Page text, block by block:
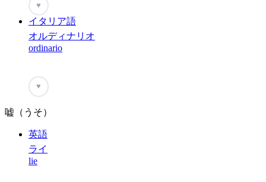
♥
イタリア語
オルディナリオ
ordinario
♥
嘘（うそ）
英語
ライ
lie